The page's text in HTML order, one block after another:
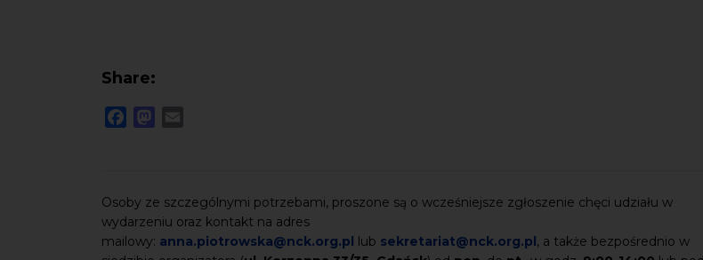
Share:
FacebookMastodon
Osoby ze szczególnymi potrzebami, proszone są o wcześniejsze zgłoszenie chęci udziału w
wydarzeniu oraz kontakt na adres
mailowy: anna.piotrowska@nck.org.pl lub sekretariat@nck.org.pl, a także bezpośrednio w